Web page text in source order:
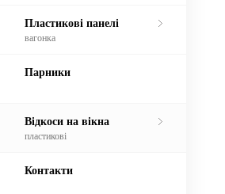
Контакти
Пластикові панелі
вагонка
Парники
Відкоси на вікна
пластикові
Контакти